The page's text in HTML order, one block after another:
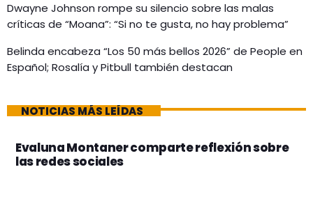
Dwayne Johnson rompe su silencio sobre las malas
críticas de “Moana”: “Si no te gusta, no hay problema”
Belinda encabeza “Los 50 más bellos 2026” de People en
Español; Rosalía y Pitbull también destacan
NOTICIAS MÁS LEÍDAS
Evaluna Montaner comparte reflexión sobre
las redes sociales